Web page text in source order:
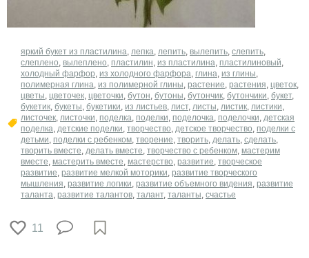
​яркий букет из пластилина, лепка, лепить, вылепить, слепить,
слеплено, вылеплено, пластилин, из пластилина, пластилиновый,
холодный фарфор, из холодного фарфора, глина, из глины,
полимерная глина, из полимерной глины, растение, растения, цветок,
цветы, цветочек, цветочки, бутон, бутоны, бутончик, бутончики, букет,
букетик, букеты, букетики, из листьев, лист, листы, листик, листики,
листочек, листочки, поделка, поделки, поделочка, поделочки, детская
поделка, детские поделки, творчество, детское творчество, поделки с
детьми, поделки с ребенком, творение, творить, делать, сделать,
творить вместе, делать вместе, творчество с ребенком, мастерим
вместе, мастерить вместе, мастерство, развитие, творческое
развитие, развитие мелкой моторики, развитие творческого
мышления, развитие логики, развитие объемного видения, развитие
таланта, развитие талантов, талант, таланты, счастье
11